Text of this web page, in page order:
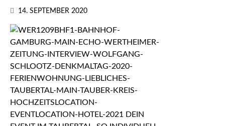
14. SEPTEMBER 2020